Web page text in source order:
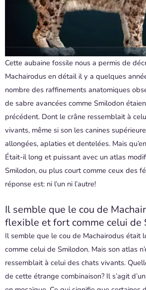
Cette aubaine fossile nous a permis de
Machairodus en détail il y a quelques
nombre des raffinements anatomiques
de sabre avancées comme Smilodon
précédent. Dont le crâne ressemblait à
vivants, même si son les canines
allongées, aplaties et dentelées. Mais
Était-il long et puissant avec un atlas
Smilodon, ou plus court comme ceux des
réponse est: ni l’un ni l’autre!
Il semble que le cou de
flexible et fort comme celui de
Il semble que le cou de Machairodus était
comme celui de Smilodon. Mais son atlas
ressemblait à celui des chats vivants.
de cette étrange combinaison? Il s’agit